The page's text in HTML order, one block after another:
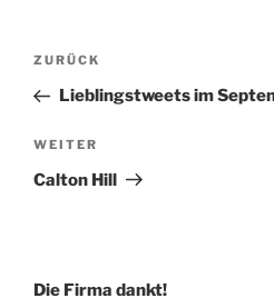
Beitragsnavigation
Vorheriger
Beitrag
ZURÜCK
Lieblingstweets im
Nächster
Beitrag
WEITER
Calton Hill
Die Firma dankt!